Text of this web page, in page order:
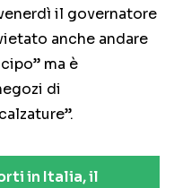
il governatore
anche andare
ma è
di
in Italia, il